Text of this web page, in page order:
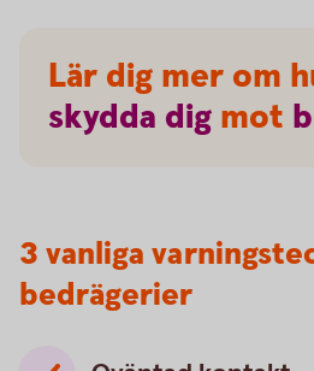
Lär dig mer om
skydda dig mot
3 vanliga
bedrägerier